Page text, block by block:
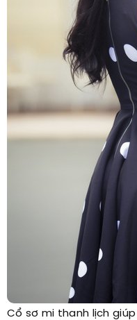
Cổ sơ mi thanh lịch